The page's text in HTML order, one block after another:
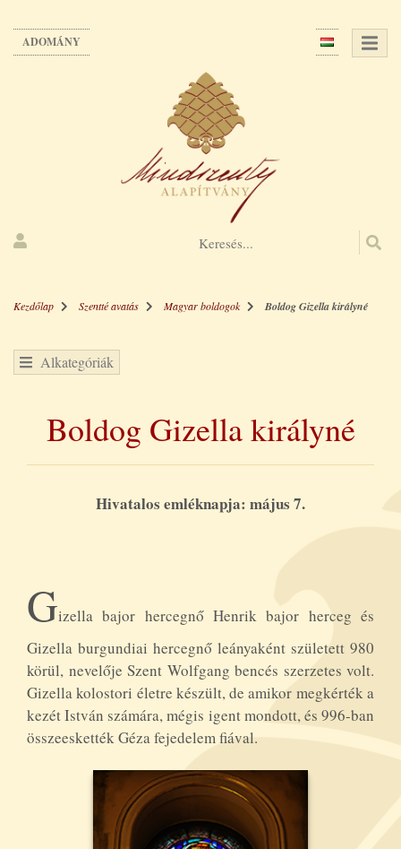
tartalomra
ADOMÁNY
Kezdőlap Szentté avatás Magyar boldogok Boldog Gizella királyné
Alkategóriák
Boldog Gizella királyné
Hivatalos emléknapja: május 7.
Gizella bajor hercegnő Henrik bajor herceg és
Gizella burgundiai hercegnő leányaként született 980
körül, nevelője Szent Wolfgang bencés szerzetes volt.
Gizella kolostori életre készült, de amikor megkérték a
kezét István számára, mégis igent mondott, és 996-ban
összeeskették Géza fejedelem fiával.